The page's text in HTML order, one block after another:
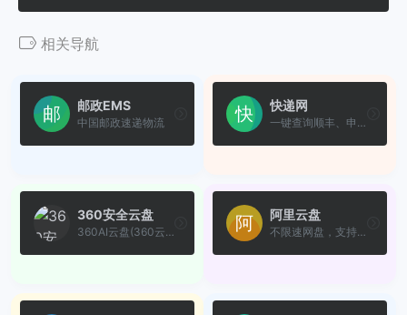
相关导航
邮政EMS
中国邮政速递物流
快递网
一键查询顺丰、申通、圆通、...
360安全云盘
360AI云盘(360云盘/360安全云...
阿里云盘
不限速网盘，支持超大单文件